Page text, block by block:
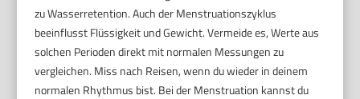
zu Wasserretention. Auch der Menstruationszyklus
beeinflusst Flüssigkeit und Gewicht. Vermeide es, Werte aus
solchen Perioden direkt mit normalen Messungen zu
vergleichen. Miss nach Reisen, wenn du wieder in deinem
normalen Rhythmus bist. Bei der Menstruation kannst du